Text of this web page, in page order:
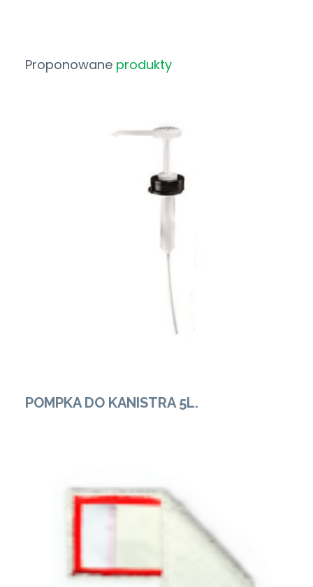
Proponowane produkty
Zobacz Więcej
POMPKA DO KANISTRA 5L.
Zobacz Więcej